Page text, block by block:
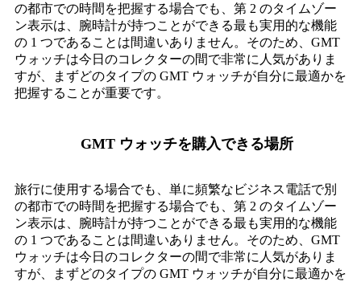
の都市での時間を把握する場合でも、第 2 のタイムゾー
ン表示は、腕時計が持つことができる最も実用的な機能
の 1 つであることは間違いありません。そのため、GMT
ウォッチは今日のコレクターの間で非常に人気がありま
すが、まずどのタイプの GMT ウォッチが自分に最適かを
把握することが重要です。
GMT ウォッチを購入できる場所
旅行に使用する場合でも、単に頻繁なビジネス電話で別
の都市での時間を把握する場合でも、第 2 のタイムゾー
ン表示は、腕時計が持つことができる最も実用的な機能
の 1 つであることは間違いありません。そのため、GMT
ウォッチは今日のコレクターの間で非常に人気がありま
すが、まずどのタイプの GMT ウォッチが自分に最適かを